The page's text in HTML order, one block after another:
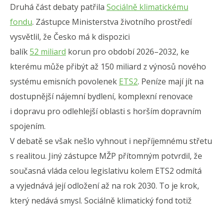
Druhá část debaty patřila Sociálně klimatickému
fondu. Zástupce Ministerstva životního prostředí
vysvětlil, že Česko má k dispozici
balík52 miliard korun pro období 2026–2032, ke
kterému může přibýt až 150 miliard z výnosů nového
systému emisních povolenek ETS2. Peníze mají jít na
dostupnější nájemní bydlení, komplexní renovace
i dopravu pro odlehlejší oblasti s horším dopravním
spojením.
V debatě se však nešlo vyhnout i nepříjemnému střetu
s realitou. Jiný zástupce MŽP přítomným potvrdil, že
současná vláda celou legislativu kolem ETS2 odmítá
a vyjednává její odložení až na rok 2030. To je krok,
který nedává smysl. Sociálně klimatický fond totiž